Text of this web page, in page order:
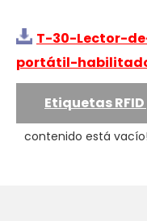
T-30-Lector-
portátil-
Etiquetas
contenido está vacío!